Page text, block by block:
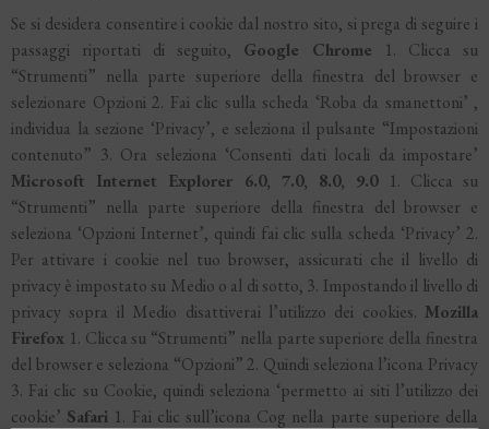
Se si desidera consentire i cookie dal nostro sito, si prega di seguire i
passaggi riportati di seguito, Google Chrome 1. Clicca su
“Strumenti” nella parte superiore della finestra del browser e
selezionare Opzioni 2. Fai clic sulla scheda ‘Roba da smanettoni’ ,
individua la sezione ‘Privacy’, e seleziona il pulsante “Impostazioni
contenuto” 3. Ora seleziona ‘Consenti dati locali da impostare’
Microsoft Internet Explorer 6.0, 7.0, 8.0, 9.01. Clicca su
“Strumenti” nella parte superiore della finestra del browser e
seleziona ‘Opzioni Internet’, quindi fai clic sulla scheda ‘Privacy’ 2.
Per attivare i cookie nel tuo browser, assicurati che il livello di
privacy è impostato su Medio o al di sotto, 3. Impostando il livello di
privacy sopra il Medio disattiverai l’utilizzo dei cookies. Mozilla
Firefox 1. Clicca su “Strumenti” nella parte superiore della finestra
del browser e seleziona “Opzioni” 2. Quindi seleziona l’icona Privacy
3. Fai clic su Cookie, quindi seleziona ‘permetto ai siti l’utilizzo dei
cookie’ Safari 1. Fai clic sull’icona Cog nella parte superiore della